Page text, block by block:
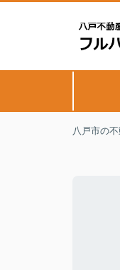
八戸市の